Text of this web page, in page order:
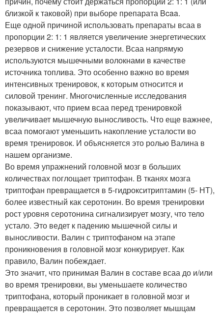
близкой к таковой) при выборе препарата Bcaa.
Еще одной причиной использовать препараты всаа в
пропорции 2: 1: 1 является увеличение энергетических
резервов и снижение усталости. Всаа напрямую
используются мышечными волокнами в качестве
источника топлива. Это особенно важно во время
интенсивных тренировок, к которым относится и
силовой тренинг. Многочисленные исследования
показывают, что прием всаа перед тренировкой
увеличивает мышечную выносливость. Что еще важнее,
всаа помогают уменьшить накопление усталости во
время тренировок. И объясняется это ролью Валина в
нашем организме.
Во время упражнений головной мозг в больших
количествах поглощает триптофан. В тканях мозга
триптофан превращается в 5-гидрокситриптамин (5- НТ),
более известный как серотонин. Во время тренировки
рост уровня серотонина сигнализирует мозгу, что тело
устало. Это ведет к падению мышечной силы и
выносливости. Валин с триптофаном на этапе
проникновения в головной мозг конкурирует. Как
правило, Валин побеждает.
Это значит, что принимая Валин в составе всаа до и/или
во время тренировки, вы уменьшаете количество
триптофана, который проникает в головной мозг и
превращается в серотонин. Это позволяет мышцам